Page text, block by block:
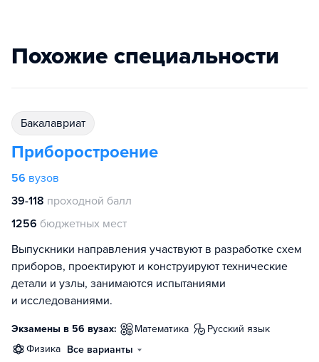
Похожие специальности
бакалавриат
Приборостроение
56 вузов
39-118 проходной балл
1256 бюджетных мест
Выпускники направления участвуют в разработке схем
приборов, проектируют и конструируют технические
детали и узлы, занимаются испытаниями
и исследованиями.
Экзамены в 56 вузах: математика
русский язык
физика Все варианты